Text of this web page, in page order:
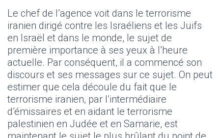
Le chef de l’agence voit dans le terrorisme
iranien dirigé contre les Israéliens et les Juifs
en Israël et dans le monde, le sujet de
première importance à ses yeux à l’heure
actuelle. Par conséquent, il a commencé son
discours et ses messages sur ce sujet. On peut
estimer que cela découle du fait que le
terrorisme iranien, par l’intermédiaire
d’émissaires et en aidant le terrorisme
palestinien en Judée et en Samarie, est